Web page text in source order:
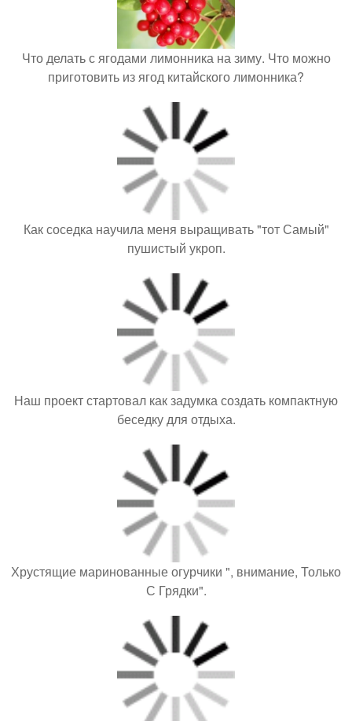
Что делать с ягодами лимонника на зиму. Что можно
приготовить из ягод китайского лимонника?
Как соседка научила меня выращивать "тот Самый"
пушистый укроп.
Наш проект стартовал как задумка создать компактную
беседку для отдыха.
Хрустящие маринованные огурчики ", внимание, Только
С Грядки".